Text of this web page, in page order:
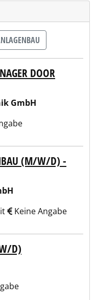
DOOR
GmbH
(M/W/D) -
Keine Angabe
D)